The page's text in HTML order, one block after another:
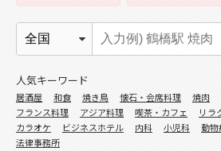
人気キーワード
居酒屋 和食 焼き鳥 懐石・会席料理 焼肉
フランス料理
アジア料理 喫茶・カフェ リラ
カラオケ
ビジネスホテル 内科 小児科 動物
法律事務所